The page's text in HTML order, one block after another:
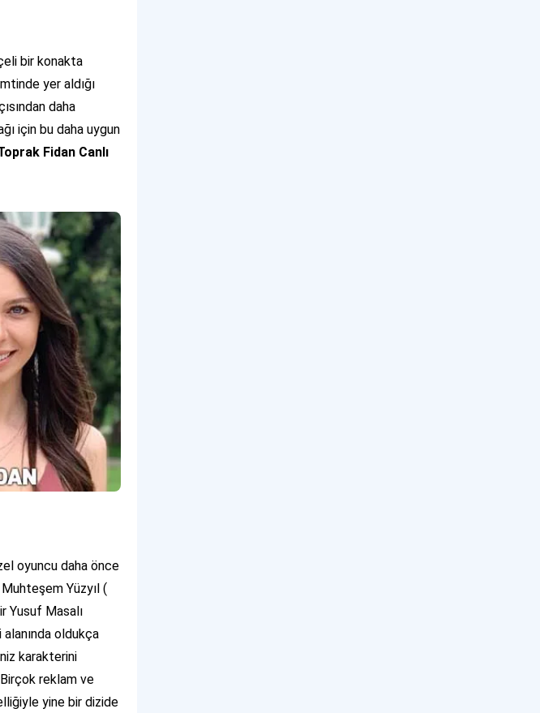
bir konakta
yer aldığı
daha
için bu daha uygun
Fidan Canlı
oyuncu daha önce
Yüzyıl (
Yusuf Masalı
oldukça
karakterini
Birçok reklam ve
yine bir dizide